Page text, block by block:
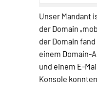
Unser Mandant
der Domain
der Domain
einem Domain-
und einem E-
Konsole